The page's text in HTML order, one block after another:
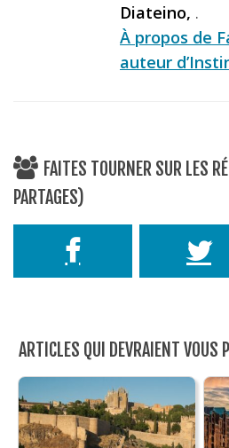
Diateino, .
À propos de
auteur
FAITES TOURNER SUR LES
PARTAGES)
ARTICLES QUI DEVRAIENT VOUS